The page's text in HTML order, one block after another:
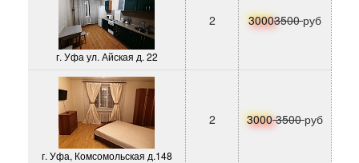
г. Уфа ул. Айская д. 22
2 30003500руб
г. Уфа, Комсомольская д.148
2 30003500руб